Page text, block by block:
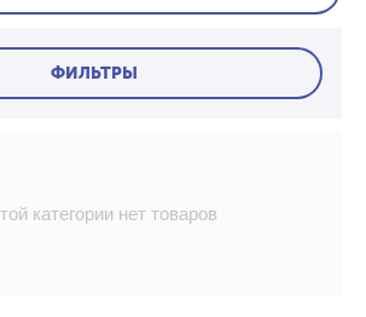
ФИЛЬТРЫ
категории нет товаров